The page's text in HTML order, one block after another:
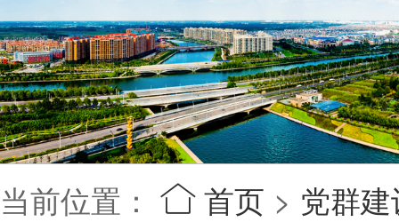
当前位置： 首页 > 党群